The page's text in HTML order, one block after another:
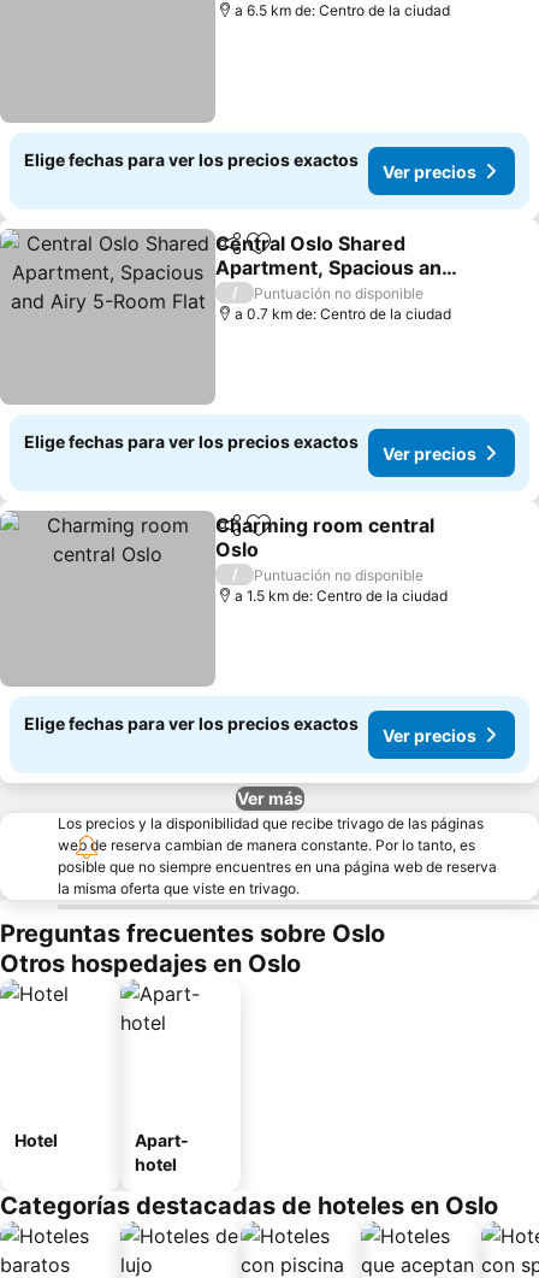
a 6.5 km de: Centro de la ciudad
Elige fechas para ver los precios exactos
Ver precios
CompartirAgregar a favoritos
Central Oslo Shared
Apartment, Spacious and
Airy 5-Room Flat
Ver precios
/
Puntuación no disponible
a 0.7 km de: Centro de la ciudad
Elige fechas para ver los precios exactos
Ver precios
CompartirAgregar a favoritos
Charming room central
Oslo
Ver precios
/
Puntuación no disponible
a 1.5 km de: Centro de la ciudad
Elige fechas para ver los precios exactos
Ver precios
Ver más
Los precios y la disponibilidad que recibe trivago de las páginas
web de reserva cambian de manera constante. Por lo tanto, es
posible que no siempre encuentres en una página web de reserva
la misma oferta que viste en trivago.
Preguntas frecuentes sobre Oslo
Otros hospedajes en Oslo
Hotel
Apart-
hotel
Categorías destacadas de hoteles en Oslo